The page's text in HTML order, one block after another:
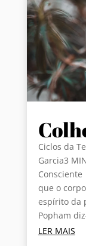
Ciclos da
Garcia3
que o
espírito da
Popham
LER MAIS